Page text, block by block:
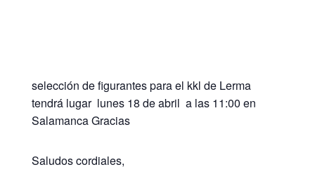
selección de figurantes para el kkl de Lerma
tendrá lugar lunes 18 de abril a las 11:00 en
Salamanca Gracias
Saludos cordiales,